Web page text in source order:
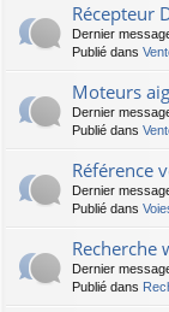
Récepteur
Dernier
Publié dans
Moteurs
Dernier
Publié dans
Référence
Dernier
Publié dans
Recherche
Dernier
Publié dans